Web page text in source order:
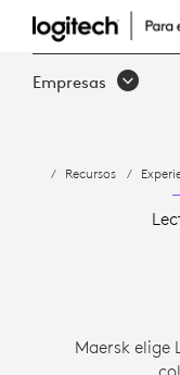
ESTUDIO
DE
ELIGE
VIDEO
Empresas
Recursos
Maersk elige